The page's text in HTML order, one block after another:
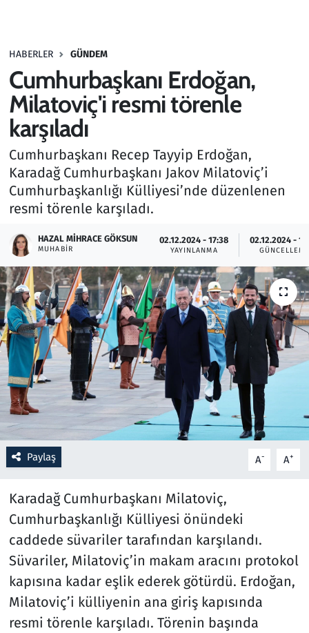
HABERLER GÜNDEM
Cumhurbaşkanı Erdoğan,
Milatoviç'i resmi törenle
karşıladı
Cumhurbaşkanı Recep Tayyip Erdoğan,
Karadağ Cumhurbaşkanı Jakov Milatoviç’i
Cumhurbaşkanlığı Külliyesi’nde düzenlenen
resmi törenle karşıladı.
HAZAL MIHRACE GÖKSUN
MUHABIR
02.12.2024 - 17:38
YAYINLANMA
02.12.2024 -
Paylaş A- A+
Karadağ Cumhurbaşkanı Milatoviç,
Cumhurbaşkanlığı Külliyesi önündeki
caddede süvariler tarafından karşılandı.
Süvariler, Milatoviç’in makam aracını protokol
kapısına kadar eşlik ederek götürdü. Erdoğan,
Milatoviç’i külliyenin ana giriş kapısında
resmi törenle karşıladı. Törenin başında
Haber
Kültür Sanat
Kurumsal Haberler
Lezzet Durağı
Memur ve Kamu
Otomobil
Oyun
Ramazan
Resmi İlanlar
Rüya Tabirleri
Sağlık
Savunma Sanayi
Spor
Teknoloji ve Bilim
Televizyon